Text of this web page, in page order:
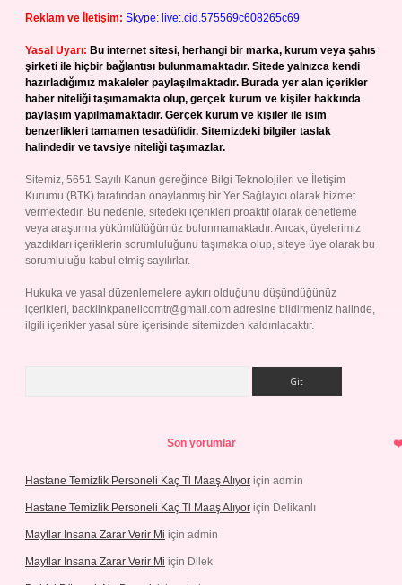
Reklam ve İletişim: Skype: live:.cid.575569c608265c69
Yasal Uyarı: Bu internet sitesi, herhangi bir marka, kurum veya şahıs
şirketi ile hiçbir bağlantısı bulunmamaktadır. Sitede yalnızca kendi
hazırladığımız makaleler paylaşılmaktadır. Burada yer alan içerikler
haber niteliği taşımamakta olup, gerçek kurum ve kişiler hakkında
paylaşım yapılmamaktadır. Gerçek kurum ve kişiler ile isim
benzerlikleri tamamen tesadüfidir. Sitemizdeki bilgiler taslak
halindedir ve tavsiye niteliği taşımazlar.
Sitemiz, 5651 Sayılı Kanun gereğince Bilgi Teknolojileri ve İletişim
Kurumu (BTK) tarafından onaylanmış bir Yer Sağlayıcı olarak hizmet
vermektedir. Bu nedenle, sitedeki içerikleri proaktif olarak denetleme
veya araştırma yükümlülüğümüz bulunmamaktadır. Ancak, üyelerimiz
yazdıkları içeriklerin sorumluluğunu taşımakta olup, siteye üye olarak bu
sorumluluğu kabul etmiş sayılırlar.
Hukuka ve yasal düzenlemelere aykırı olduğunu düşündüğünüz
içerikleri, backlinkpanelicomtr@gmail.com adresine bildirmeniz halinde,
ilgili içerikler yasal süre içerisinde sitemizden kaldırılacaktır.
Son yorumlar
Hastane Temizlik Personeli Kaç Tl Maaş Alıyor için admin
Hastane Temizlik Personeli Kaç Tl Maaş Alıyor için Delikanlı
Maytlar Insana Zarar Verir Mi için admin
Maytlar Insana Zarar Verir Mi için Dilek